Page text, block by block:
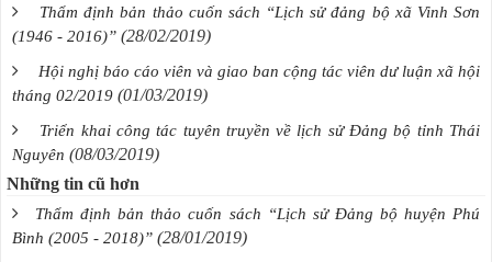
Thẩm định bản thảo cuốn sách “Lịch sử đảng bộ xã Vinh Sơn
(1946 - 2016)” (28/02/2019)
Hội nghị báo cáo viên và giao ban cộng tác viên dư luận xã hội
tháng 02/2019 (01/03/2019)
Triển khai công tác tuyên truyền về lịch sử Đảng bộ tỉnh Thái
Nguyên (08/03/2019)
Những tin cũ hơn
Thẩm định bản thảo cuốn sách “Lịch sử Đảng bộ huyện Phú
Bình (2005 - 2018)” (28/01/2019)